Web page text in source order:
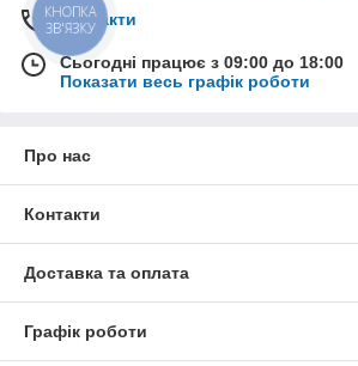
Контакти
Сьогодні працює з 09:00 до 18:00
Показати весь графік роботи
Про нас
Контакти
Доставка та оплата
Графік роботи
КНОПКА
ЗВ'ЯЗКУ